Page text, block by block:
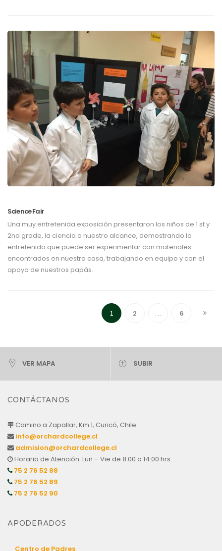
Science Fair
Una muy entretenida exposición presentaron los niños de 1 st y
2nd grade, la ciencia a nuestro alcance, demostrando lo
entretenido que puede ser experimentar con materiales
encontrados en nuestra casa, trabajando en equipo y con el
apoyo de nuestros papás.
1 2 … 6
VER MAPA SUBIR
CONTÁCTANOS
Camino a Zapallar, Km 1, Curicó, Chile.
info@orchardcollege.cl
admision@orchardcollege.cl
Horario de Atención: Lun – Vie de 8:00 a 14:00 hrs.
75 2 76 52 88
75 2 76 52 89
75 2 76 52 90
APODERADOS
Centro de Padres